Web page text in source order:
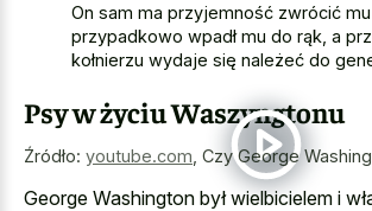
On sam ma przyjemność zwrócić
przypadkowo wpadł mu do rąk, a
kołnierzu wydaje się należeć do
Psy w życiu Waszyngtonu
Źródło: youtube.com Czy George
George Washington był wielbicielem i